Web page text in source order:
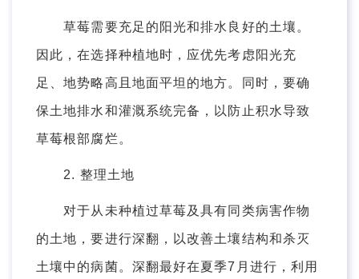
草莓需要充足的阳光和排水良好的土壤。
因此，在选择种植地时，应优先考虑阳光充
足、地势略高且地面平坦的地方。同时，要确
保土地排水和灌溉系统完备，以防止积水导致
草莓根部腐烂。
2. 整理土地
对于从未种植过草莓及具有同类病害作物
的土地，要进行深翻，以改善土壤结构和杀灭
土壤中的病菌。深翻最好在夏季7月进行，利用